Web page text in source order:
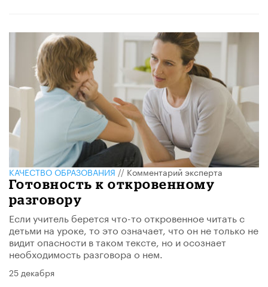
КАЧЕСТВО ОБРАЗОВАНИЯ//Комментарий эксперта
Готовность к откровенному
разговору
Если учитель берется что-то откровенное читать с
детьми на уроке, то это означает, что он не только не
видит опасности в таком тексте, но и осознает
необходимость разговора о нем.
25 декабря